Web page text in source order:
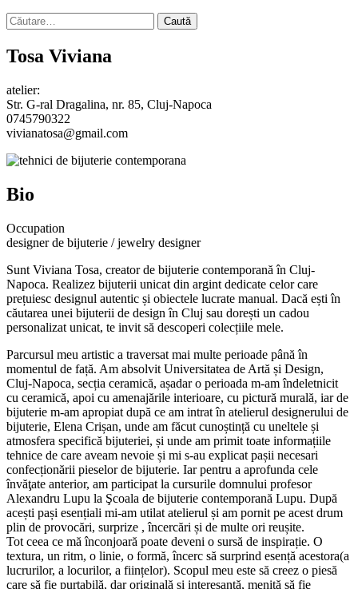
Caută
după:
Tosa Viviana
atelier:
Str. G-ral Dragalina, nr. 85, Cluj-Napoca
0745790322
vivianatosa@gmail.com
Bio
Occupation
designer de bijuterie / jewelry designer
Sunt Viviana Tosa, creator de bijuterie contemporană în Cluj-
Napoca. Realizez bijuterii unicat din argint dedicate celor care
prețuiesc designul autentic și obiectele lucrate manual. Dacă ești în
căutarea unei bijuterii de design în Cluj sau dorești un cadou
personalizat unicat, te invit să descoperi colecțiile mele.
Parcursul meu artistic a traversat mai multe perioade până în
momentul de față. Am absolvit Universitatea de Artă și Design,
Cluj-Napoca, secția ceramică, așadar o perioada m-am îndeletnicit
cu ceramică, apoi cu amenajările interioare, cu pictură murală, iar de
bijuterie m-am apropiat după ce am intrat în atelierul designerului de
bijuterie, Elena Crișan, unde am făcut cunoștință cu uneltele și
atmosfera specifică bijuteriei, și unde am primit toate informațiile
tehnice de care aveam nevoie și mi s-au explicat pașii necesari
confecționării pieselor de bijuterie. Iar pentru a aprofunda cele
învăţate anterior, am participat la cursurile domnului profesor
Alexandru Lupu la Şcoala de bijuterie contemporană Lupu. După
acești pași esențiali mi-am utilat atelierul și am pornit pe acest drum
plin de provocări, surprize , încercări și de multe ori reușite.
Tot ceea ce mă înconjoară poate deveni o sursă de inspirație. O
textura, un ritm, o linie, o formă, încerc să surprind esență acestora(a
lucrurilor, a locurilor, a ființelor). Scopul meu este să creez o piesă
care să fie purtabilă, dar originală și interesantă, menită să fie